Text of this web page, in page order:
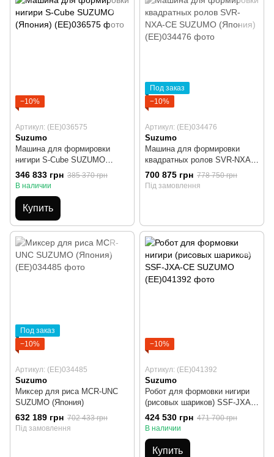
−10%
Артикул: (EE)036575
Suzumo
Машина для формировки
нигири S-Cube SUZUMO
(Япония)
346 833 грн 385 370 грн
В наличии
Купить
Под заказ
−10%
Артикул: (EE)034476
Suzumo
Машина для формировки
квадратных ролов SVR-NХA-
CE SUZUMO (Япония)
700 875 грн 778 750 грн
Під замовлення
Под заказ
−10%
Артикул: (EE)034485
Suzumo
Миксер для риса MCR-UNC
SUZUMO (Япония)
632 189 грн 702 433 грн
Під замовлення
−10%
Артикул: (EE)041392
Suzumo
Робот для формовки нигири
(рисовых шариков) SSF-JXA-
CE SUZUMO
424 530 грн 471 700 грн
В наличии
Купить